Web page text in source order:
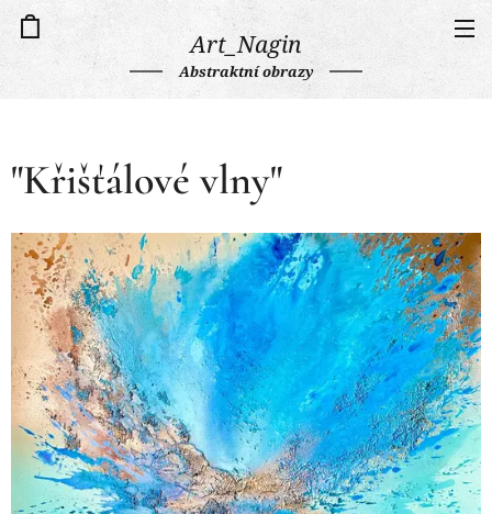
Art_Nagin
Abstraktní obrazy
"Křišťálové vlny"